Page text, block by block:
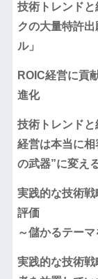
技術トレンド
クの大量特許
ル」
ROIC経営に貢
進化
技術トレンド
経営は本当に
の武器”に変え
実践的な技術
評価
～儲かるテー
実践的な技術